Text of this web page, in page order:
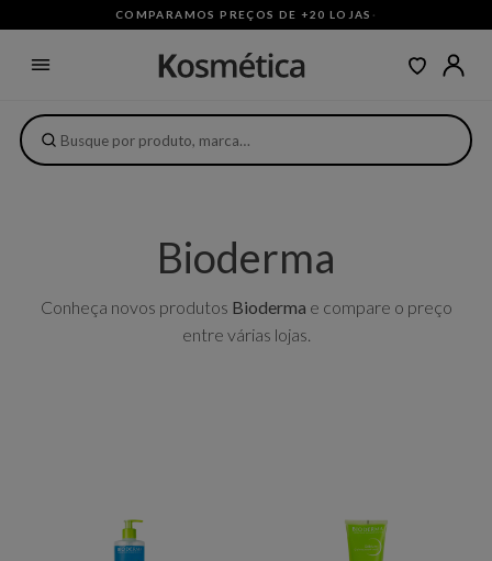
COMPARAMOS PREÇOS DE +20 LOJAS ·
Bioderma
Conheça novos produtos Bioderma e compare o preço
entre várias lojas.